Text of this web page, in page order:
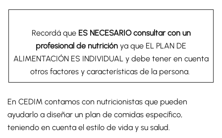
Recordá que ES NECESARIO consultar con un
profesional de nutrición ya que EL PLAN DE
ALIMENTACIÓN ES INDIVIDUAL y debe tener en cuenta
otros factores y características de la persona.
En CEDIM contamos con nutricionistas que pueden
ayudarlo a diseñar un plan de comidas específico,
teniendo en cuenta el estilo de vida y su salud.